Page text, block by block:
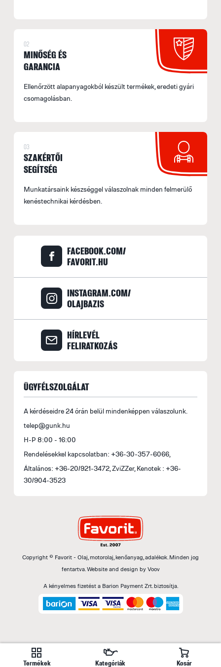
02
MINŐSÉG ÉS
GARANCIA
Ellenőrzött alapanyagokból készült termékek, eredeti gyári
csomagolásban.
03
SZAKÉRTŐI
SEGÍTSÉG
Munkatársaink készséggel válaszolnak minden felmerülő
kenéstechnikai kérdésben.
FACEBOOK.COM/
FAVORIT.HU
INSTAGRAM.COM/
OLAJBAZIS
HÍRLEVÉL
FELIRATKOZÁS
ÜGYFÉLSZOLGÁLAT
A kérdéseidre 24 órán belül mindenképpen válaszolunk.
telep@gunk.hu
H-P 8:00 - 16:00
Rendelésekkel kapcsolatban: +36-30-357-6066,
Általános: +36-20/921-3472, ZviZZer, Kenotek : +36-
30/904-3523
Copyright © Favorit - Olaj, motorolaj, kenőanyag, adalékok. Minden jog
fentartva.Website and design by Voov
A kényelmes fizetést a Barion Payment Zrt. biztosítja.
Termékek Kategóriák Kosár